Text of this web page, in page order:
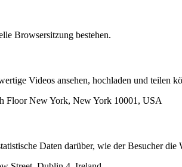
Browsersitzung bestehen.
Videos ansehen, hochladen und teilen
Floor New York, New York 10001, USA
Daten darüber, wie der Besucher die